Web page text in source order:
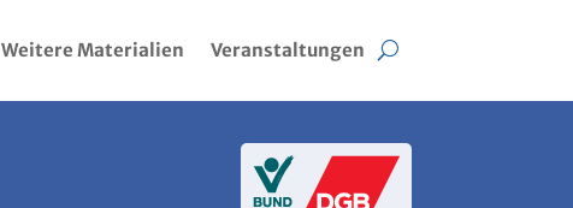
Weitere Materialien Veranstaltungen